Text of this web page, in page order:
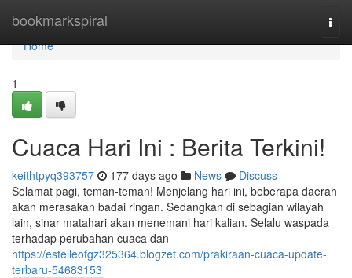
bookmarkspiral
Home
Home
1
Cuaca Hari Ini : Berita Terkini!
keithtpyq393757 177 days ago News
Discuss
Selamat pagi, teman-teman! Menjelang hari ini, beberapa daerah
akan merasakan badai ringan. Sedangkan di sebagian wilayah
lain, sinar matahari akan menemani hari kalian. Selalu waspada
terhadap perubahan cuaca dan
https://estelleofgz325364.blogzet.com/prakiraan-cuaca-update-
terbaru-54683153